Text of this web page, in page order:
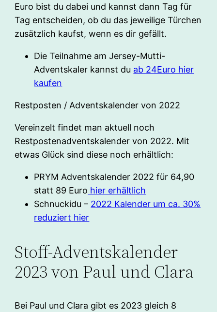
Euro bist du dabei und kannst dann Tag für
Tag entscheiden, ob du das jeweilige Türchen
zusätzlich kaufst, wenn es dir gefällt.
Die Teilnahme am Jersey-Mutti-
Adventskaler kannst du ab 24Euro hier
kaufen
Restposten / Adventskalender von 2022
Vereinzelt findet man aktuell noch
Restpostenadventskalender von 2022. Mit
etwas Glück sind diese noch erhältlich:
PRYM Adventskalender 2022 für 64,90
statt 89 Euro hier erhältlich
Schnuckidu – 2022 Kalender um ca. 30%
reduziert hier
Stoff-Adventskalender
2023 von Paul und Clara
Bei Paul und Clara gibt es 2023 gleich 8